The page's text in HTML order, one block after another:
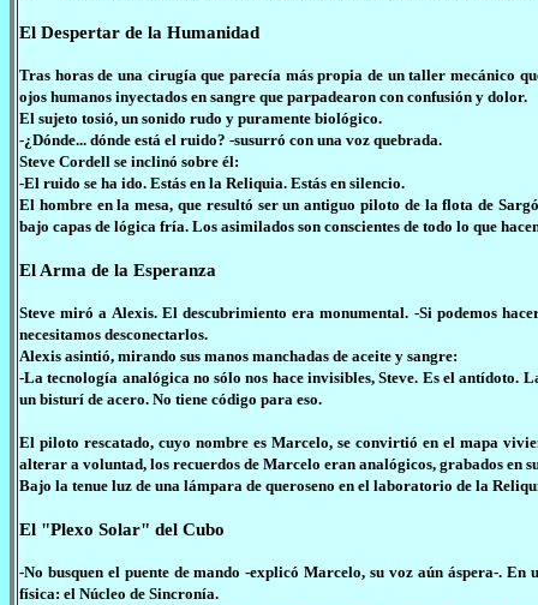
El Despertar de la Humanidad
Tras horas de una cirugía que parecía más propia de un taller mecánico
ojos humanos inyectados en sangre que parpadearon con confusión y dolor.
El sujeto tosió, un sonido rudo y puramente biológico.
-¿Dónde... dónde está el ruido? -susurró con una voz quebrada.
Steve Cordell se inclinó sobre él:
-El ruido se ha ido. Estás en la Reliquia. Estás en silencio.
El hombre en la mesa, que resultó ser un antiguo piloto de la flota de
bajo capas de lógica fría. Los asimilados son conscientes de todo lo que
El Arma de la Esperanza
Steve miró a Alexis. El descubrimiento era monumental. -Si podemos
necesitamos desconectarlos.
Alexis asintió, mirando sus manos manchadas de aceite y sangre:
-La tecnología analógica no sólo nos hace invisibles, Steve. Es el antídoto.
un bisturí de acero. No tiene código para eso.
El piloto rescatado, cuyo nombre es Marcelo, se convirtió en el mapa
alterar a voluntad, los recuerdos de Marcelo eran analógicos, grabados en
Bajo la tenue luz de una lámpara de queroseno en el laboratorio de la
El "Plexo Solar" del Cubo
-No busquen el puente de mando -explicó Marcelo, su voz aún áspera-.
física: el Núcleo de Sincronía.